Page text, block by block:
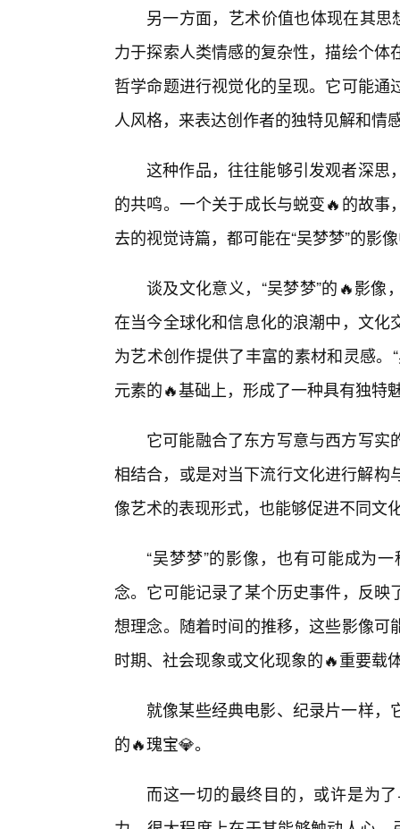
另一方面，艺术价值也体现在其思
力于探索人类情感的复杂性，描绘个
哲学命题进行视觉化的呈现。它可能
人风格，来表达创作者的独特见解和情
这种作品，往往能够引发观者深思
的共鸣。一个关于成长与蜕变🔥的故
去的视觉诗篇，都可能在“吴梦梦”的影
谈及文化意义，“吴梦梦”的🔥影
在当今全球化和信息化的浪潮中，文
为艺术创作提供了丰富的素材和灵感
元素的🔥基础上，形成了一种具有独特
它可能融合了东方写意与西方写
相结合，或是对当下流行文化进行解
像艺术的表现形式，也能够促进不同文
“吴梦梦”的影像，也有可能成为
念。它可能记录了某个历史事件，反
想理念。随着时间的推移，这些影像
时期、社会现象或文化现象的🔥重要载
就像某些经典电影、纪录片一样
的🔥瑰宝💎。
而这一切的最终目的，或许是为